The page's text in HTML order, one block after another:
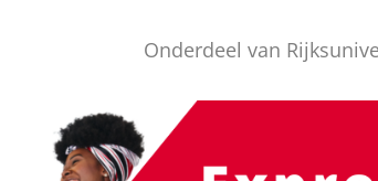
Onderdeel van